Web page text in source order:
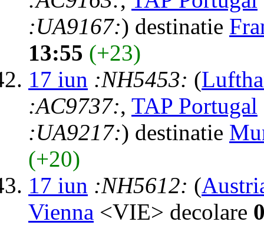
:UA9167:) destinatie
13:55 (+23)
17 iun :NH5453: (
:AC9737:, TAP Portugal
:UA9217:) destinatie
(+20)
17 iun :NH5612: (
Vienna <VIE> decolare